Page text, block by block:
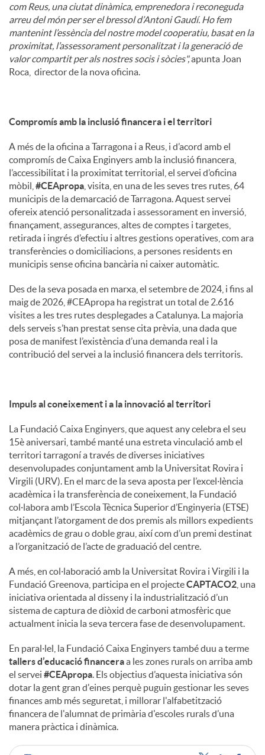
com Reus, una ciutat dinàmica, emprenedora i reconeguda
arreu del món per ser el bressol d’Antoni Gaudí. Ho fem
mantenint l’essència del nostre model cooperatiu, basat en la
proximitat, l’assessorament personalitzat i la generació de
valor compartit per als nostres socis i sòcies",apunta Joan
Roca, director de la nova oficina.
Compromís amb la inclusió financera i el territori
A més de la oficina a Tarragona i a Reus, i d’acord amb el
compromís de Caixa Enginyers amb la inclusió financera,
l’accessibilitat i la proximitat territorial, el servei d’oficina
mòbil, #CEApropa , visita, en una de les seves tres rutes, 64
municipis de la demarcació de Tarragona. Aquest servei
ofereix atenció personalitzada i assessorament en inversió,
finançament, assegurances, altes de comptes i targetes,
retirada i ingrés d’efectiu i altres gestions operatives, com ara
transferències o domiciliacions, a persones residents en
municipis sense oficina bancària ni caixer automàtic.
Des de la seva posada en marxa, el setembre de 2024, i fins al
maig de 2026, #CEApropa ha registrat un total de 2.616
visites a les tres rutes desplegades a Catalunya. La majoria
dels serveis s’han prestat sense cita prèvia, una dada que
posa de manifest l’existència d’una demanda real i la
contribució del servei a la inclusió financera dels territoris.
Impuls al coneixement i a la innovació al territori
La Fundació Caixa Enginyers, que aquest any celebra el seu
15è aniversari, també manté una estreta vinculació amb el
territori tarragoní a través de diverses iniciatives
desenvolupades conjuntament amb la Universitat Rovira i
Virgili (URV). En el marc de la seva aposta per l’excel·lència
acadèmica i la transferència de coneixement, la Fundació
col·labora amb l’Escola Tècnica Superior d’Enginyeria (ETSE)
mitjançant l’atorgament de dos premis als millors expedients
acadèmics de grau o doble grau, així com d’un premi destinat
a l’organització de l’acte de graduació del centre.
A més, en col·laboració amb la Universitat Rovira i Virgili i la
Fundació Greenova, participa en el projecteCAPTACO2 , una
iniciativa orientada al disseny i la industrialització d’un
sistema de captura de diòxid de carboni atmosfèric que
actualment inicia la seva tercera fase de desenvolupament.
En paral·lel, la Fundació Caixa Enginyers també duu a terme
tallers d’educació financeraa les zones rurals on arriba amb
el servei #CEApropa. Els objectius d’aquesta iniciativa són
dotar la gent gran d'eines perquè puguin gestionar les seves
finances amb més seguretat, i millorar l'alfabetització
financera de l'alumnat de primària d'escoles rurals d’una
manera pràctica i dinàmica.